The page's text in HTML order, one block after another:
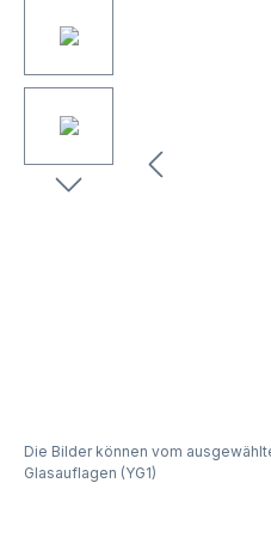
Die Bilder können vom
Glasauflagen (YG1)